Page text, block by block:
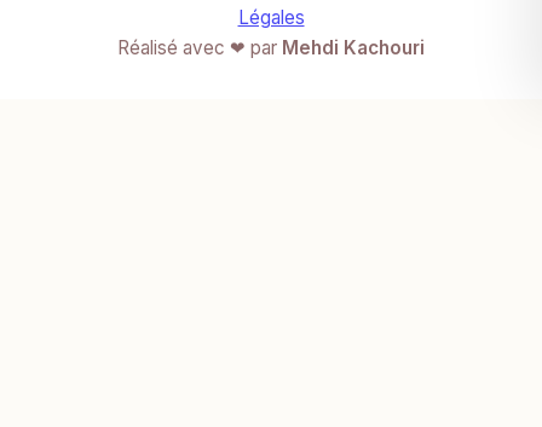
Légales
Réalisé avec ❤ par Mehdi Kachouri